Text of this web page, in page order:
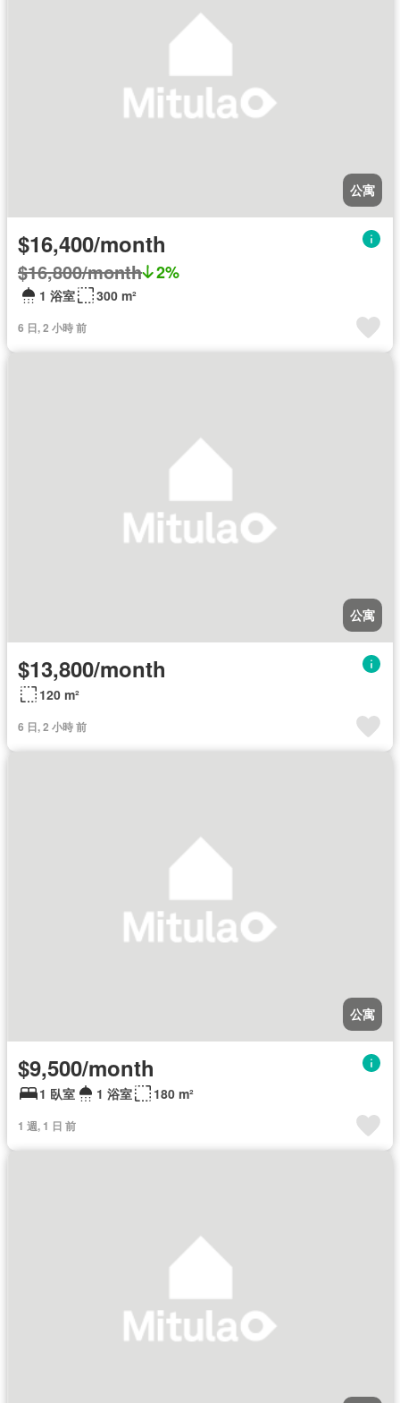
公寓
$16,400/month
$16,800/month 2%
1 浴室 300 m²
6 日, 2 小時 前
公寓
$13,800/month
120 m²
6 日, 2 小時 前
公寓
$9,500/month
1 臥室 1 浴室 180 m²
1 週, 1 日 前